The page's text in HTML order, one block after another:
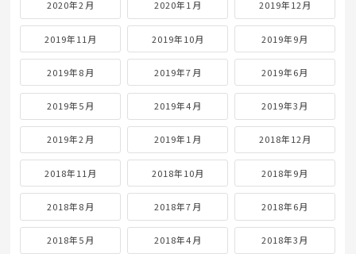
2020年2月 2020年1月 2019年12月
2019年11月 2019年10月 2019年9月
2019年8月 2019年7月 2019年6月
2019年5月 2019年4月 2019年3月
2019年2月 2019年1月 2018年12月
2018年11月 2018年10月 2018年9月
2018年8月 2018年7月 2018年6月
2018年5月 2018年4月 2018年3月